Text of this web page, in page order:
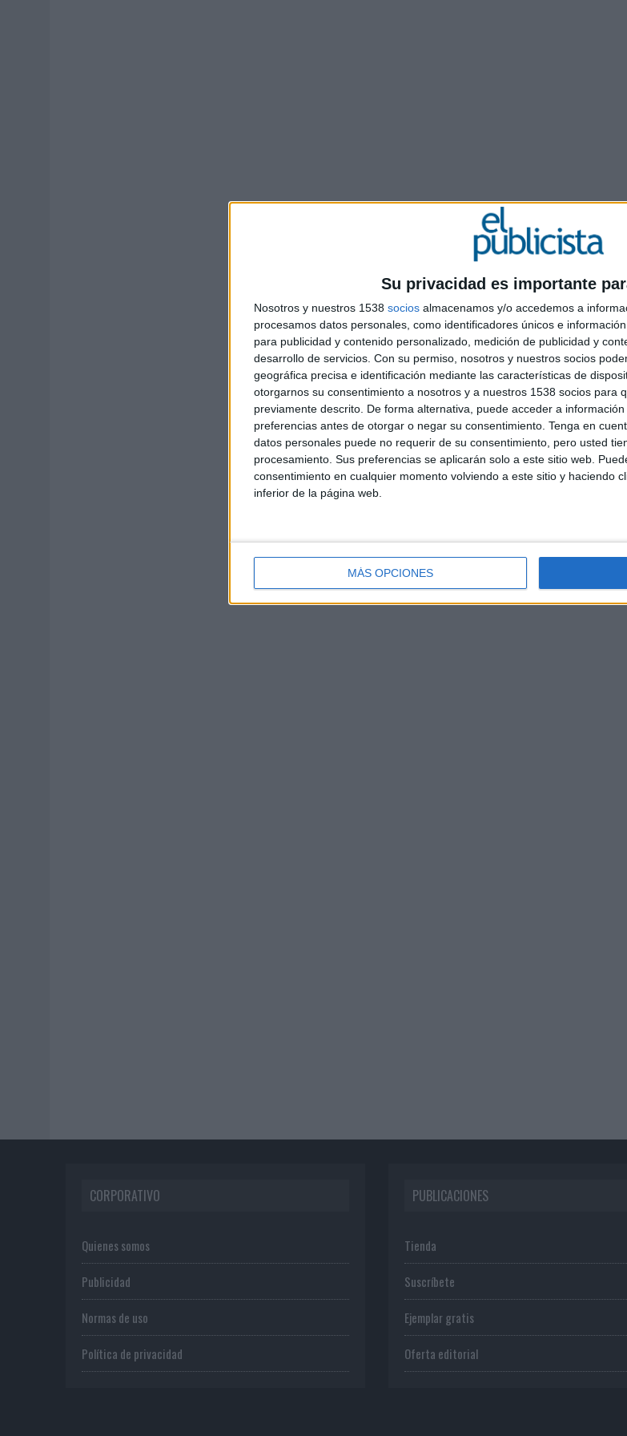
Su privacidad es importante
Nosotros y nuestros 1538 socios almacenamos y/o accedemos a
procesamos datos personales, como identificadores únicos e
para publicidad y contenido personalizado, medición de publicidad y
desarrollo de servicios. Con su permiso, nosotros y nuestros socios
geográfica precisa e identificación mediante las características de
otorgarnos su consentimiento a nosotros y a nuestros 1538 socios para
previamente descrito. De forma alternativa, puede acceder a
preferencias antes de otorgar o negar su consentimiento. Tenga en
datos personales puede no requerir de su consentimiento, pero usted
procesamiento. Sus preferencias se aplicarán solo a este sitio web.
consentimiento en cualquier momento volviendo a este sitio y haciendo
inferior de la página web.
MÁS OPCIONES
CORPORATIVO
Quienes somos
Publicidad
Normas de uso
Política de privacidad
PUBLICACIONES
Tienda
Suscríbete
Ejemplar gratis
Oferta editorial